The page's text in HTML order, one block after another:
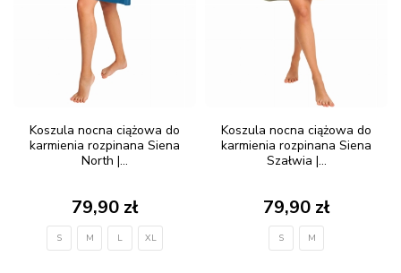
Koszula nocna ciążowa do
karmienia rozpinana Siena
North |...
79,90 zł
S M L XL
Koszula nocna ciążowa do
karmienia rozpinana Siena
Szałwia |...
79,90 zł
S M